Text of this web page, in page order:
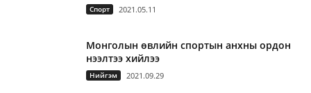
Спорт 2021.05.11
Монголын өвлийн спортын анхны ордон
нээлтээ хийлээ
Нийгэм 2021.09.29